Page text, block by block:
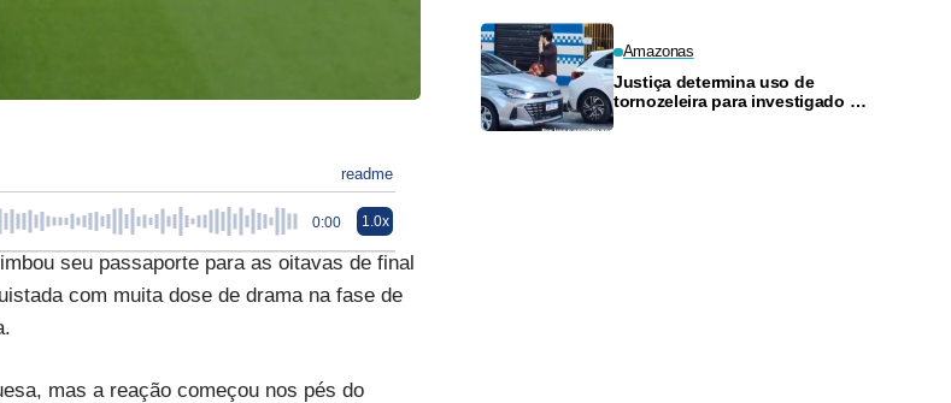
readme
0:00 1.0x
seu passaporte para as oitavas de final
com muita dose de drama na fase de
mas a reação começou nos pés do
Amazonas
Justiça determina uso de
tornozeleira para investigado por